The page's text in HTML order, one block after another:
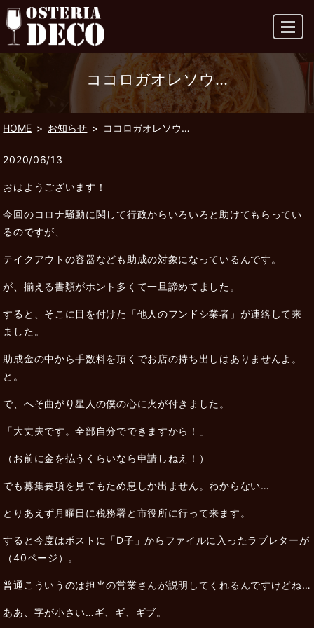
MENU
ココロガオレソウ…
HOME お知らせ ココロガオレソウ…
2020/06/13
おはようございます！
今回のコロナ騒動に関して行政からいろいろと助けてもらってい
るのですが、
テイクアウトの容器なども助成の対象になっているんです。
が、揃える書類がホント多くて一旦諦めてました。
すると、そこに目を付けた「他人のフンドシ業者」が連絡して来
ました。
助成金の中から手数料を頂くでお店の持ち出しはありませんよ。
と。
で、へそ曲がり星人の僕の心に火が付きました。
「大丈夫です。全部自分でできますから！」
（お前に金を払うくらいなら申請しねえ！）
でも募集要項を見てもため息しか出ません。わからない…
とりあえず月曜日に税務署と市役所に行って来ます。
すると今度はポストに「D子」からファイルに入ったラブレターが
（40ページ）。
普通こういうのは担当の営業さんが説明してくれるんですけどね…
ああ、字が小さい…ギ、ギ、ギブ。